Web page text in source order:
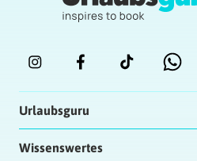
Urlaubsguru
Wissenswertes